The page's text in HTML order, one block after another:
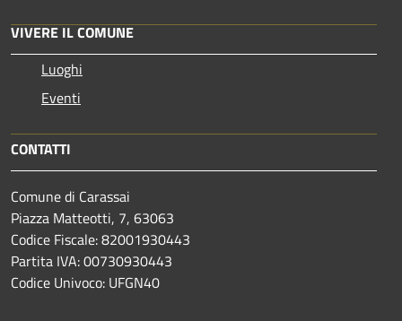
VIVERE IL COMUNE
Luoghi
Eventi
CONTATTI
Comune di Carassai
Piazza Matteotti, 7, 63063
Codice Fiscale: 82001930443
Partita IVA: 00730930443
Codice Univoco: UFGN40